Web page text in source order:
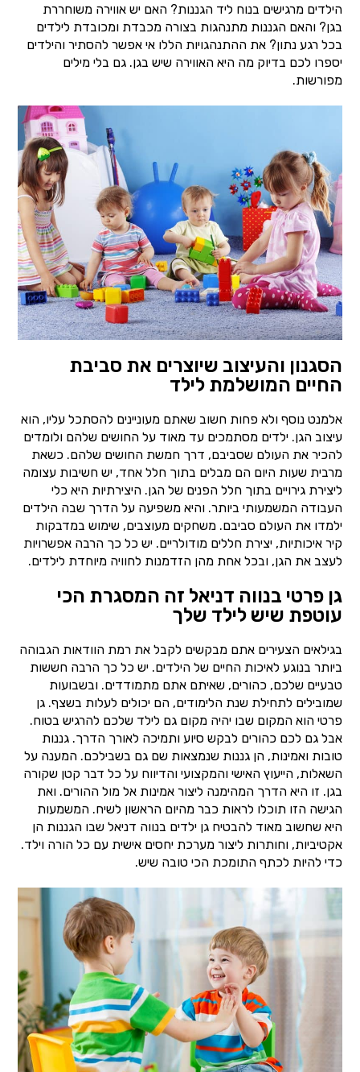
הילדים מרגישים בנוח ליד הגננות? האם יש אווירה משוחררת
בגן? והאם הגננות מתנהגות בצורה מכבדת ומכובדת לילדים
בכל רגע נתון? את ההתנהגויות הללו אי אפשר להסתיר והילדים
יספרו לכם בדיוק מה היא האווירה שיש בגן. גם בלי מילים
מפורשות.
הסגנון והעיצוב שיוצרים את סביבת
החיים המושלמת לילד
אלמנט נוסף ולא פחות חשוב שאתם מעוניינים להסתכל עליו, הוא
עיצוב הגן. ילדים מסתמכים עד מאוד על החושים שלהם ולומדים
להכיר את העולם שסביבם, דרך חמשת החושים שלהם. כשאת
מרבית שעות היום הם מבלים בתוך חלל אחד, יש חשיבות עצומה
ליצירת גירויים בתוך חלל הפנים של הגן. היצירתיות היא כלי
העבודה המשמעותי ביותר. והיא משפיעה על הדרך שבה הילדים
ילמדו את העולם סביבם. משחקים מעוצבים, שימוש במדבקות
קיר איכותיות, יצירת חללים מודולריים. יש כל כך הרבה אפשרויות
לעצב את הגן, ובכל אחת מהן הזדמנות לחוויה מיוחדת לילדים.
גן פרטי בנווה דניאל זה המסגרת הכי
עוטפת שיש לילד שלך
בגילאים הצעירים אתם מבקשים לקבל את רמת הוודאות הגבוהה
ביותר בנוגע לאיכות החיים של הילדים. יש כל כך הרבה חששות
טבעיים שלכם, כהורים, שאיתם אתם מתמודדים. ובשבועות
שמובילים לתחילת שנת הלימודים, הם יכולים לעלות בשצף. גן
פרטי הוא המקום שבו יהיה מקום גם לילד שלכם להרגיש בטוח.
אבל גם לכם כהורים לבקש סיוע ותמיכה לאורך הדרך. גננות
טובות ואמינות, הן גננות שנמצאות שם גם בשבילכם. המענה על
השאלות, הייעוץ האישי והמקצועי והדיווח על כל דבר קטן שקורה
בגן. זו היא הדרך המהימנה ליצור אמינות אל מול ההורים. ואת
הגישה הזו תוכלו לראות כבר מהיום הראשון לשיח. המשמעות
היא שחשוב מאוד להבטיח גן ילדים בנווה דניאל שבו הגננות הן
אקטיביות, וחותרות ליצור מערכת יחסים אישית עם כל הורה וילד.
כדי להיות לכתף התומכת הכי טובה שיש.